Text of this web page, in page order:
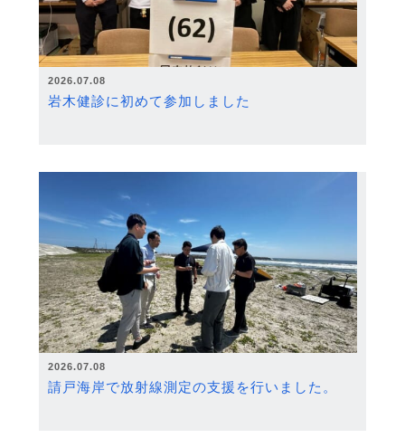
2026.07.08
岩木健診に初めて参加しました
2026.07.08
請戸海岸で放射線測定の支援を行いました。